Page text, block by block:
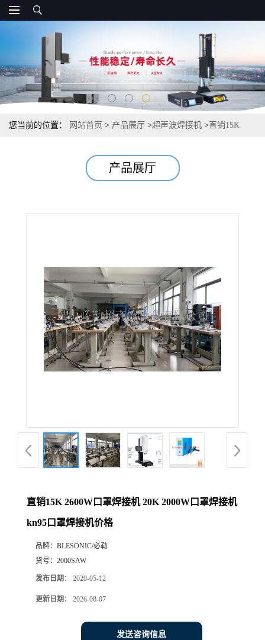
您当前的位置： 网站首页 > 产品展厅 >超声波焊接机 > 直销15K
产品展厅
直销15K 2600W口罩焊接机 20K 2000W口罩焊接机
kn95口罩焊接机价格
品牌： BLESONIC/必勒
货号： 2000SAW
发布日期： 2020-05-12
更新日期： 2026-08-07
发送咨询信息